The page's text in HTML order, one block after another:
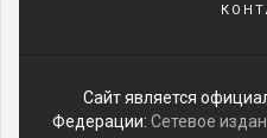
Сайт является
Федерации: Сетевое